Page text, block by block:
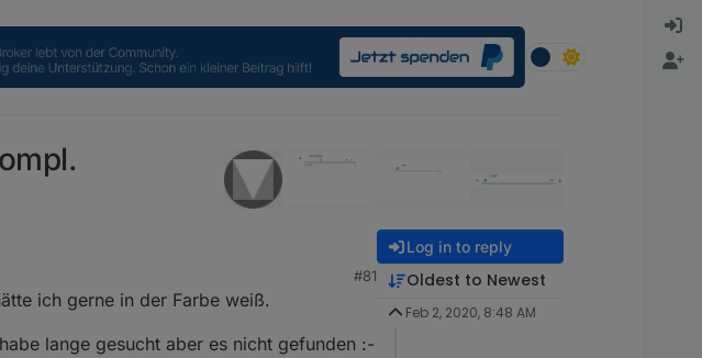
#81
ich gerne in der Farbe weiß.
lange gesucht aber es nicht gefunden :-
Log in to reply
Oldest to Newest
Feb 2, 2020, 8:48 AM